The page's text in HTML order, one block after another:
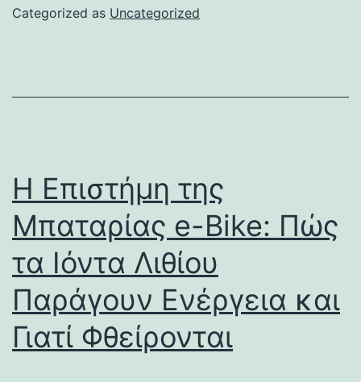
Categorized as Uncategorized
Η Επιστήμη της
Μπαταρίας e-Bike: Πώς
τα Ιόντα Λιθίου
Παράγουν Ενέργεια και
Γιατί Φθείρονται